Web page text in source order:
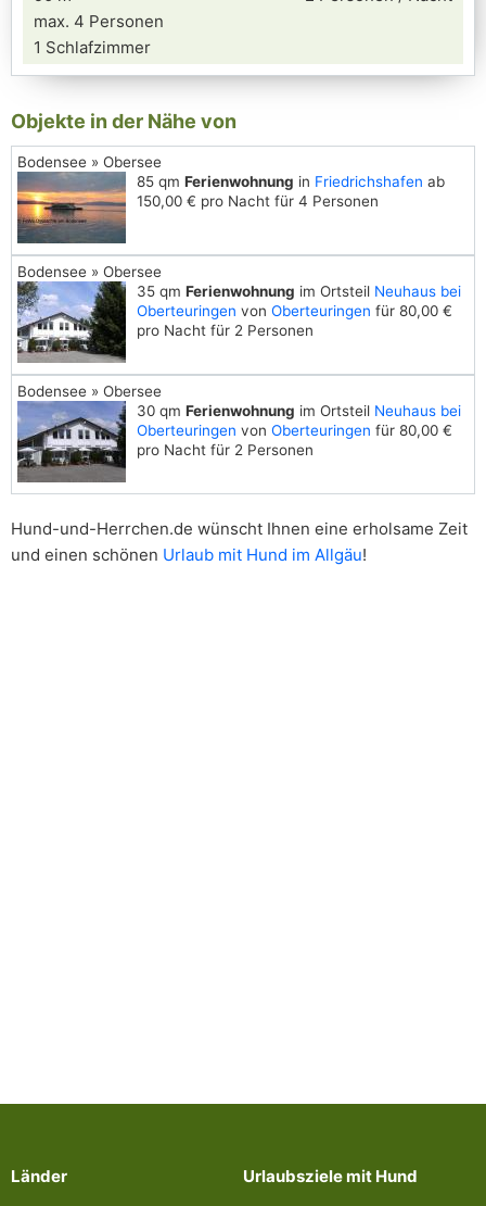
max. 4 Personen
1 Schlafzimmer
Objekte in der Nähe von
Bodensee » Obersee
85 qm Ferienwohnung in Friedrichshafen ab
150,00 € pro Nacht für 4 Personen
Bodensee » Obersee
35 qm Ferienwohnung im Ortsteil Neuhaus bei
Oberteuringen von Oberteuringen für 80,00 €
pro Nacht für 2 Personen
Bodensee » Obersee
30 qm Ferienwohnung im Ortsteil Neuhaus bei
Oberteuringen von Oberteuringen für 80,00 €
pro Nacht für 2 Personen
Hund-und-Herrchen.de wünscht Ihnen eine erholsame Zeit
und einen schönen Urlaub mit Hund im Allgäu!
Länder Urlaubsziele mit Hund